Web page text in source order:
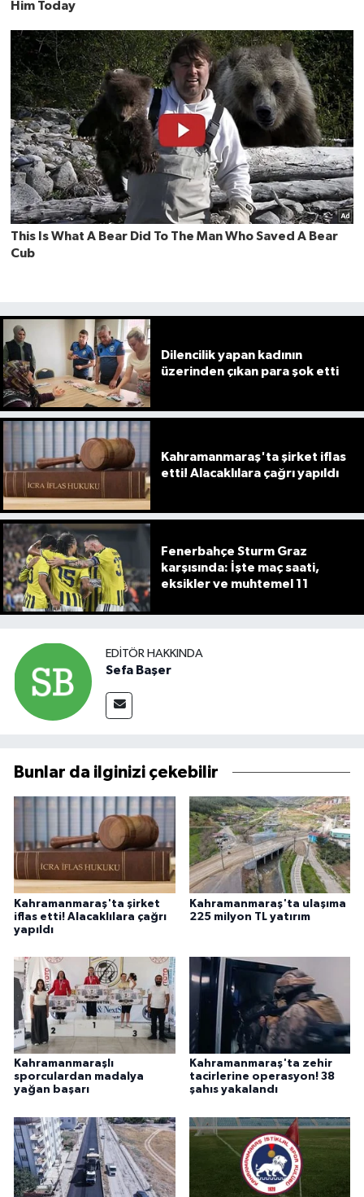
Dilencilik yapan kadının
üzerinden çıkan para şok etti
Kahramanmaraş'ta şirket iflas
etti! Alacaklılara çağrı yapıldı
Fenerbahçe Sturm Graz
karşısında: İşte maç saati,
eksikler ve muhtemel 11
EDITÖR HAKKINDA
Sefa Başer
Bunlar da ilginizi çekebilir
Kahramanmaraş'ta şirket
iflas etti! Alacaklılara çağrı
yapıldı
Kahramanmaraş'ta ulaşıma
225 milyon TL yatırım
Kahramanmaraşlı
sporculardan madalya
yağan başarı
Kahramanmaraş'ta zehir
tacirlerine operasyon! 38
şahıs yakalandı